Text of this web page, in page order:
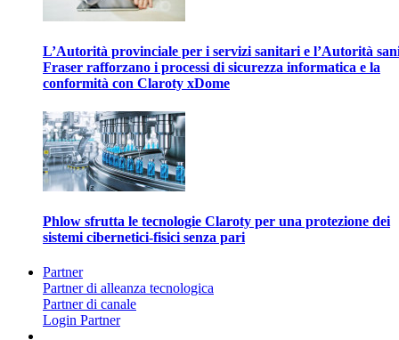
L’Autorità provinciale per i servizi sanitari e l’Autorità
Fraser rafforzano i processi di sicurezza informatica e la
conformità con Claroty xDome
Phlow sfrutta le tecnologie Claroty per una protezione dei
sistemi cibernetici-fisici senza pari
Partner
Partner di alleanza tecnologica
Partner di canale
Login Partner